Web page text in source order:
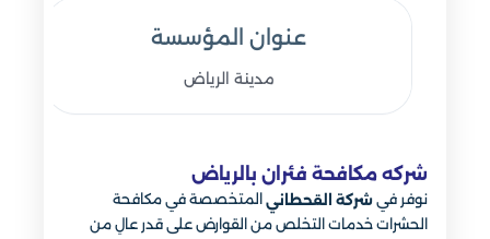
عنوان المؤسسة
مدينة الرياض
شركه مكافحة فئران بالرياض
نوفر في شركة القحطاني المتخصصة في مكافحة
الحشرات خدمات التخلص من القوارض على قدر عالِ من